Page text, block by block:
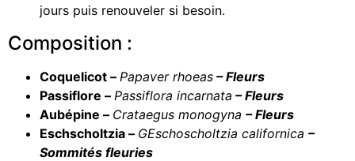
jours puis renouveler si besoin.
Composition :
Coquelicot – Papaver rhoeas – Fleurs
Passiflore – Passiflora incarnata – Fleurs
Aubépine – Crataegus monogyna – Fleurs
Eschscholtzia – GEschoscholtzia californica –
Sommités fleuries